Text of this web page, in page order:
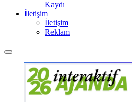
Kaydı
İletişim
İletişim
Reklam